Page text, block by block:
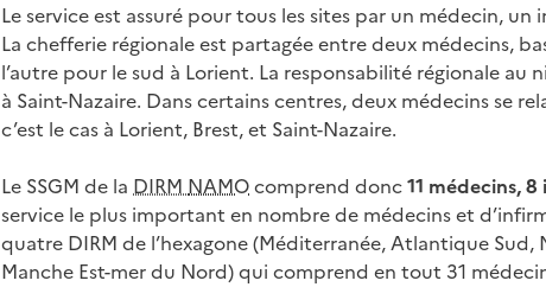
Le service est assuré pour tous les sites par un médecin,
La chefferie régionale est partagée entre deux médecins,
l’autre pour le sud à Lorient. La responsabilité régionale au
à Saint-Nazaire. Dans certains centres, deux médecins se
c’est le cas à Lorient, Brest, et Saint-Nazaire.
Le SSGM de la DIRMNAMOcomprend donc11 médecins,
service le plus important en nombre de médecins et
quatre DIRM de l’hexagone (Méditerranée, Atlantique
Manche Est-mer du Nord) qui comprend en tout 31